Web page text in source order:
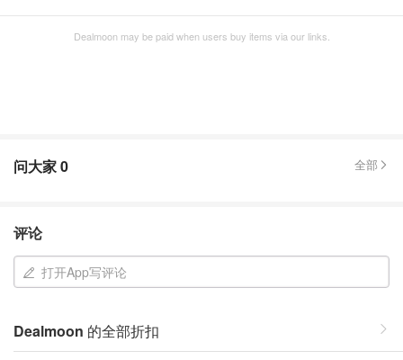
Dealmoon may be paid when users buy items via our links.
问大家0 全部
评论
打开App写评论
Dealmoon 的全部折扣